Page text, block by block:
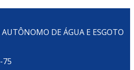
DE ÁGUA E ESGOTO
75